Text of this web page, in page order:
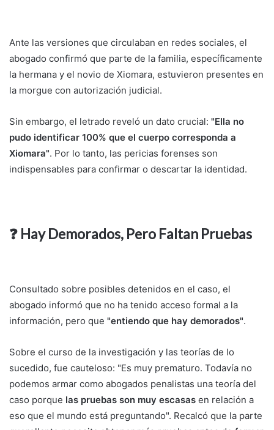
Ante las versiones que circulaban en redes sociales, el
abogado confirmó que parte de la familia, específicamente
la hermana y el novio de Xiomara, estuvieron presentes en
la morgue con autorización judicial.
Sin embargo, el letrado reveló un dato crucial: "Ella no
pudo identificar 100% que el cuerpo corresponda a
Xiomara". Por lo tanto, las pericias forenses son
indispensables para confirmar o descartar la identidad.
❓ Hay Demorados, Pero Faltan Pruebas
Consultado sobre posibles detenidos en el caso, el
abogado informó que no ha tenido acceso formal a la
información, pero que "entiendo que hay demorados".
Sobre el curso de la investigación y las teorías de lo
sucedido, fue cauteloso: "Es muy prematuro. Todavía no
podemos armar como abogados penalistas una teoría del
caso porque las pruebas son muy escasas en relación a
eso que el mundo está preguntando". Recalcó que la parte